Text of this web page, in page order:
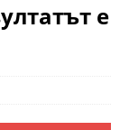
е